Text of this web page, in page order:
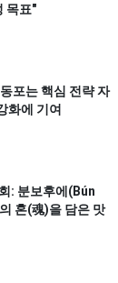
목표"
포는 핵심 전략 자
화에 기여
: 분보후에(Bún
혼(魂)을 담은 맛